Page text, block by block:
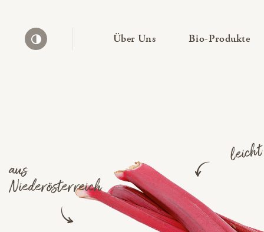
Über Uns— UntermenüBio-Produkte—
aus
Niederösterreich